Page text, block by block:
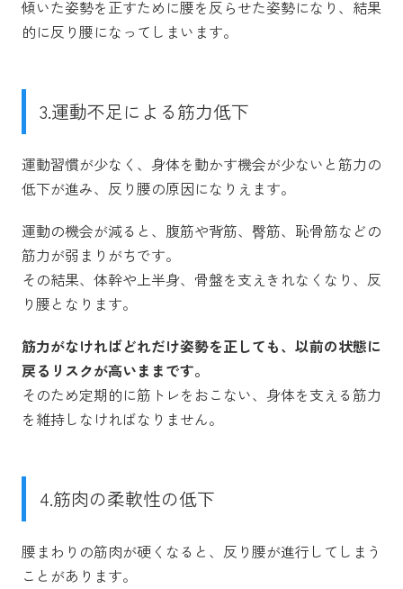
傾いた姿勢を正すために腰を反らせた姿勢になり、結果
的に反り腰になってしまいます。
3.運動不足による筋力低下
運動習慣が少なく、身体を動かす機会が少ないと筋力の
低下が進み、反り腰の原因になりえます。
運動の機会が減ると、腹筋や背筋、臀筋、恥骨筋などの
筋力が弱まりがちです。
その結果、体幹や上半身、骨盤を支えきれなくなり、反
り腰となります。
筋力がなければどれだけ姿勢を正しても、以前の状態に
戻るリスクが高いままです。
そのため定期的に筋トレをおこない、身体を支える筋力
を維持しなければなりません。
4.筋肉の柔軟性の低下
腰まわりの筋肉が硬くなると、反り腰が進行してしまう
ことがあります。